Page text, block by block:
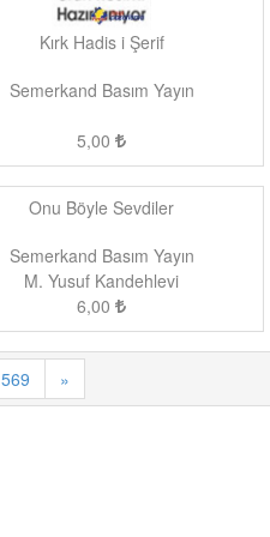
Kırk Hadis i Şerif
Semerkand Basım Yayın
5,00
Onu Böyle Sevdiler
Semerkand Basım Yayın
M. Yusuf Kandehlevi
6,00
569 »